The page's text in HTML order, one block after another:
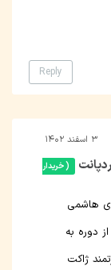
Reply
( خریدار
۳ اسفند ۱۴۰۲
هاشمی
دوره به
ژاکت